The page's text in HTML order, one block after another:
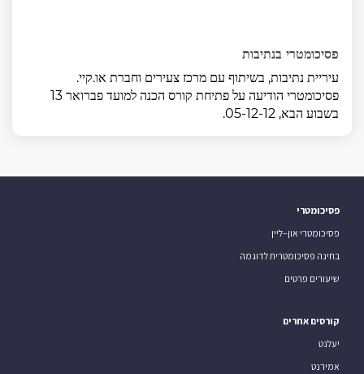
פסיכומטרי בנתיבות
עיריית נתיבות, בשיתוף עם מרכז צעירים וחברת או.קיי.
פסיכומטרי הודיעה על פתיחת קורס הכנה למועד פברואר 13
בשבוע הבא, 05-12-12.
פסיכומטרי
פסיכומטרי און–ליין
בחינה פסיכומטרית לדוגמה
שיעורים פרטים
קורסים אחרים
יעלנט
אמירנט